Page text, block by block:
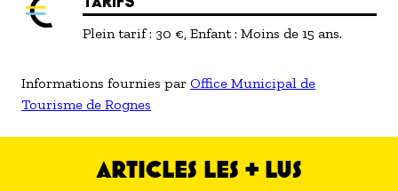
Plein tarif : 30 €, Enfant : Moins de 15 ans.
Informations fournies par Office Municipal de
Tourisme de Rognes
ARTICLES LES + LUS